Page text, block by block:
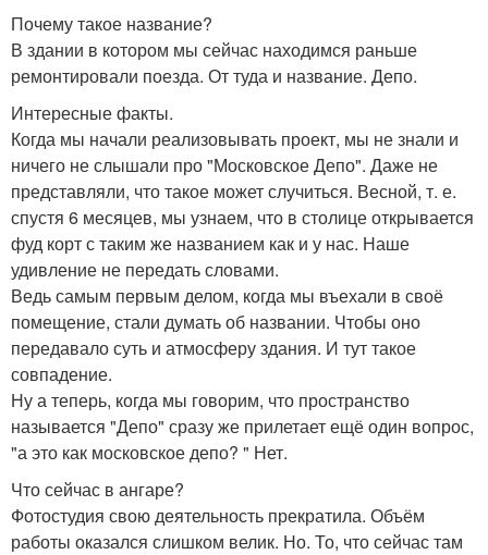
Почему такое название?
В здании в котором мы сейчас находимся раньше
ремонтировали поезда. От туда и название. Депо.
Интересные факты.
Когда мы начали реализовывать проект, мы не знали и
ничего не слышали про "Московское Депо". Даже не
представляли, что такое может случиться. Весной, т. е.
спустя 6 месяцев, мы узнаем, что в столице открывается
фуд корт с таким же названием как и у нас. Наше
удивление не передать словами.
Ведь самым первым делом, когда мы въехали в своё
помещение, стали думать об названии. Чтобы оно
передавало суть и атмосферу здания. И тут такое
совпадение.
Ну а теперь, когда мы говорим, что пространство
называется "Депо" сразу же прилетает ещё один вопрос,
"а это как московское депо? " Нет.
Что сейчас в ангаре?
Фотостудия свою деятельность прекратила. Объём
работы оказался слишком велик. Но. То, что сейчас там